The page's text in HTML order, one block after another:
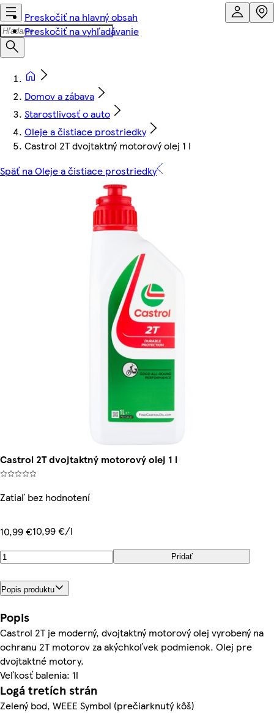
Preskočiť na hlavný obsah
Preskočiť na vyhľadávanie
Domov a zábava
Starostlivosť o auto
Oleje a čistiace prostriedky
Castrol 2T dvojtaktný motorový olej 1 l
Späť na Oleje a čistiace prostriedky
Castrol 2T dvojtaktný motorový olej 1 l
Zatiaľ bez hodnotení
10,99 €10,99 €/l
Pridať
Popis produktu
Popis
Castrol 2T je moderný, dvojtaktný motorový olej vyrobený na
ochranu 2T motorov za akýchkoľvek podmienok. Olej pre
dvojtaktné motory.
Veľkosť balenia: 1l
Logá tretích strán
Zelený bod, WEEE Symbol (prečiarknutý kôš)